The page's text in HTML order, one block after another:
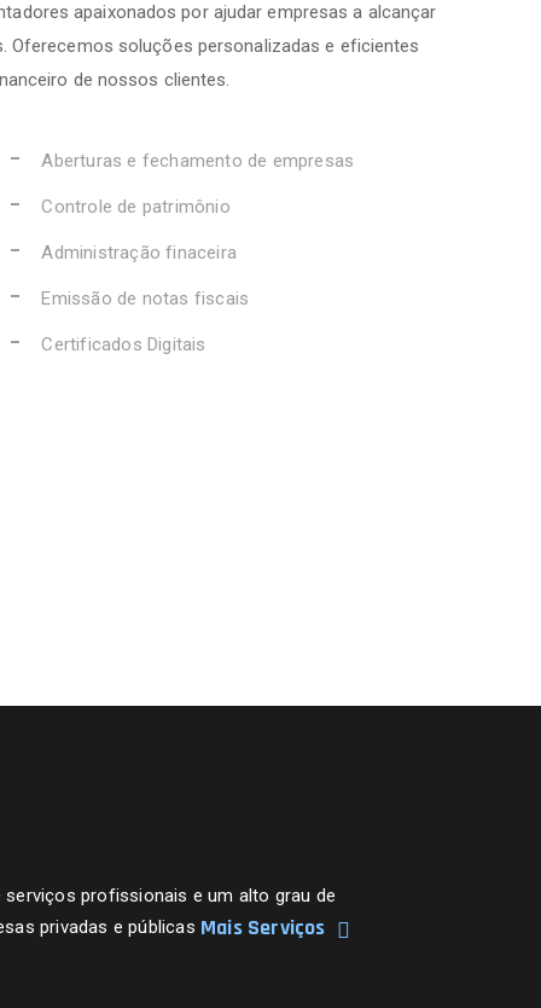
apaixonados por ajudar empresas a alcançar
Oferecemos soluções personalizadas e eficientes
de nossos clientes.
Aberturas e fechamento de empresas
Controle de patrimônio
Administração finaceira
Emissão de notas fiscais
Certificados Digitais
profissionais e um alto grau de
privadas e públicas Mais Serviços